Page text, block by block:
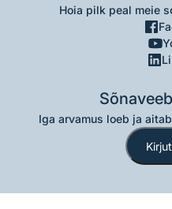
Hoia pilk peal meie
Iga arvamus loeb ja